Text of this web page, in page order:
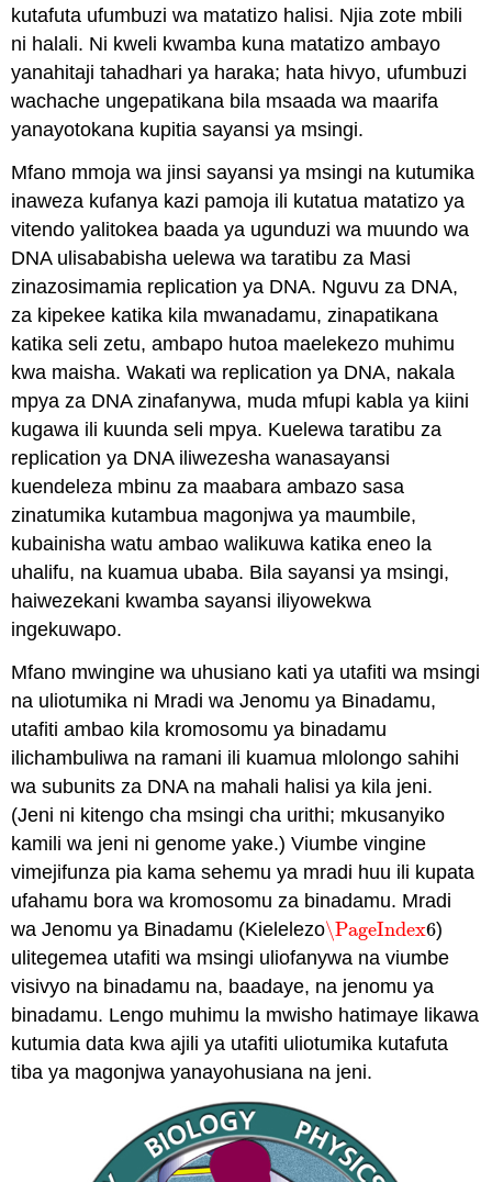
kutafuta ufumbuzi wa matatizo halisi. Njia zote mbili
ni halali. Ni kweli kwamba kuna matatizo ambayo
yanahitaji tahadhari ya haraka; hata hivyo, ufumbuzi
wachache ungepatikana bila msaada wa maarifa
yanayotokana kupitia sayansi ya msingi.
Mfano mmoja wa jinsi sayansi ya msingi na kutumika
inaweza kufanya kazi pamoja ili kutatua matatizo ya
vitendo yalitokea baada ya ugunduzi wa muundo wa
DNA ulisababisha uelewa wa taratibu za Masi
zinazosimamia replication ya DNA. Nguvu za DNA,
za kipekee katika kila mwanadamu, zinapatikana
katika seli zetu, ambapo hutoa maelekezo muhimu
kwa maisha. Wakati wa replication ya DNA, nakala
mpya za DNA zinafanywa, muda mfupi kabla ya kiini
kugawa ili kuunda seli mpya. Kuelewa taratibu za
replication ya DNA iliwezesha wanasayansi
kuendeleza mbinu za maabara ambazo sasa
zinatumika kutambua magonjwa ya maumbile,
kubainisha watu ambao walikuwa katika eneo la
uhalifu, na kuamua ubaba. Bila sayansi ya msingi,
haiwezekani kwamba sayansi iliyowekwa
ingekuwapo.
Mfano mwingine wa uhusiano kati ya utafiti wa msingi
na uliotumika ni Mradi wa Jenomu ya Binadamu,
utafiti ambao kila kromosomu ya binadamu
ilichambuliwa na ramani ili kuamua mlolongo sahihi
wa subunits za DNA na mahali halisi ya kila jeni.
(Jeni ni kitengo cha msingi cha urithi; mkusanyiko
kamili wa jeni ni genome yake.) Viumbe vingine
vimejifunza pia kama sehemu ya mradi huu ili kupata
ufahamu bora wa kromosomu za binadamu. Mradi
wa Jenomu ya Binadamu (Kielelezo\PageIndex6
\PageIndex6)
ulitegemea utafiti wa msingi uliofanywa na viumbe
visivyo na binadamu na, baadaye, na jenomu ya
binadamu. Lengo muhimu la mwisho hatimaye likawa
kutumia data kwa ajili ya utafiti uliotumika kutafuta
tiba ya magonjwa yanayohusiana na jeni.